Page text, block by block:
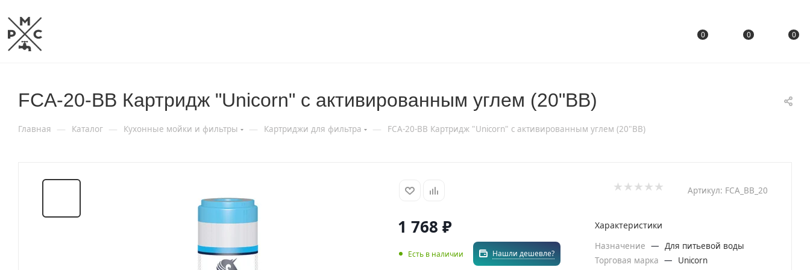
0 0 0
FCA-20-ВВ Картридж "Unicorn" с активированным углем (20"BB)
Главная — Каталог — Кухонные мойки и фильтры — Картриджи для фильтра — FCA-20-ВВ Картридж "Unicorn" с активированным углем (20"BB)
Артикул: FCA_BB_20
1 768 ₽
Есть в наличии Нашли дешевле?
Характеристики
Назначение — Для питьевой воды
Торговая марка —
Unicorn